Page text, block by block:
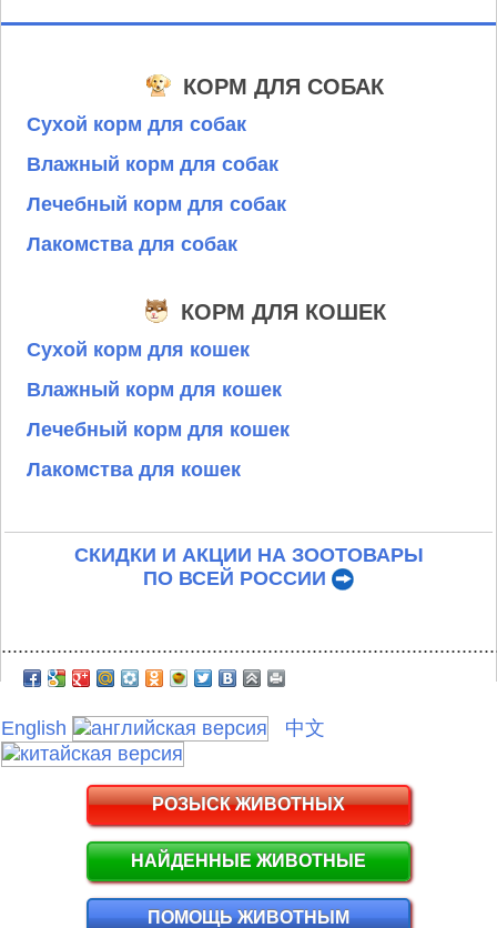
КОРМ ДЛЯ СОБАК
Сухой корм для собак
Влажный корм для собак
Лечебный корм для собак
Лакомства для собак
КОРМ ДЛЯ КОШЕК
Сухой корм для кошек
Влажный корм для кошек
Лечебный корм для кошек
Лакомства для кошек
СКИДКИ И АКЦИИ НА ЗООТОВАРЫ
ПО ВСЕЙ РОССИИ
English 中文
РОЗЫСК ЖИВОТНЫХ
НАЙДЕННЫЕ ЖИВОТНЫЕ
ПОМОЩЬ ЖИВОТНЫМ